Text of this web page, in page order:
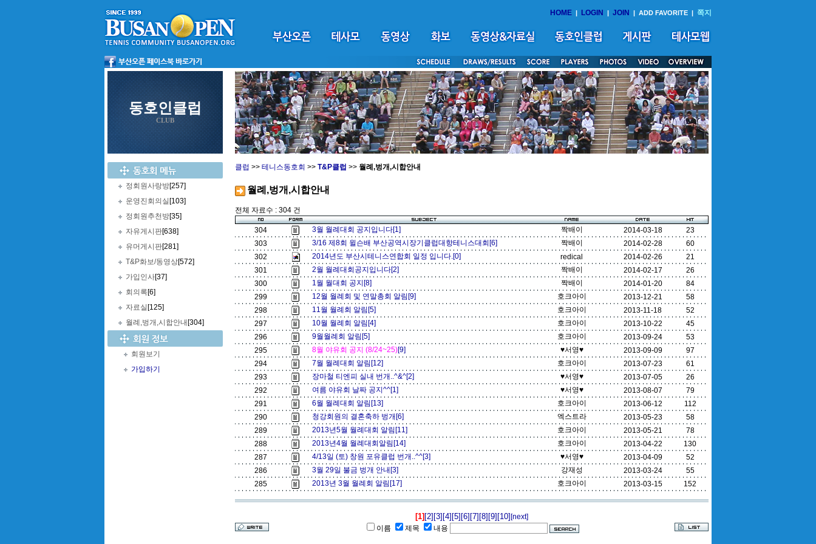
HOME | LOGIN | JOIN | ADD FAVORITE | 쪽지
동호인클럽
CLUB
정회원사랑방[257]
운영진회의실 [103]
정회원추천방[35]
자유게시판[638]
유머게시판[281]
T&P화보/동영상[572]
가입인사[37]
회의록[6]
자료실 [125]
월례,벙개,시합안내 [304]
회원보기
가입하기
클럽 >> 테니스동호회 >> T&P클럽 >> 월례,벙개,시합안내
월례,벙개,시합안내
전체 자료수 : 304 건
304 3월 월례대회 공지입니다[1] 짝배이 2014-03-18
23
303
3/16 제8회 윌슨배 부산공역시장기클럽대항테니스대회[6] 짝배이 2014-02-28
60
302
2014년도 부산시테니스연합회 일정 입니다.[0] redical 2014-02-26
21
301
2월 월례대회공지입니다[2] 짝배이 2014-02-17
26
300
1월 월대회 공지[8] 짝배이 2014-01-20
84
299
12월 월례회 및 연말총회 알림[9] 호크아이 2013-12-21
58
298
11월 월례회 알림[5] 호크아이 2013-11-18
52
297
10월 월례회 알림[4] 호크아이 2013-10-22
45
296
9월월례회 알림[5] 호크아이 2013-09-24
53
295
8월 야유회 공지 (8/24~25)[9] ♥서영♥ 2013-09-09
97
294
7월 월례대회 알림[12] 호크아이 2013-07-23
61
293
장마철 티엔피 실내 번개..^&^[2] ♥서영♥ 2013-07-05
26
292
여름 야유회 날짜 공지^^[1] ♥서영♥ 2013-08-07
79
291
6월 월례대회 알림[13] 호크아이 2013-06-12
112
290
청강회원의 결혼축하 벙개[6] 엑스트라 2013-05-23
58
289
2013년5월 월례대회 알림[11] 호크아이 2013-05-21
78
288
2013년4월 월례대회알림[14] 호크아이 2013-04-22
130
287
4/13일 (토) 창원 포유클럽 번개..^^[3] ♥서영♥ 2013-04-09
52
286
3월 29일 불금 벙개 안내[3] 강재성 2013-03-24
55
285
2013년 3월 월례회 알림[17] 호크아이 2013-03-15 152
[1] [2] [3] [4] [5] [6] [7] [8] [9] [10] [next]
이름
제목 내용